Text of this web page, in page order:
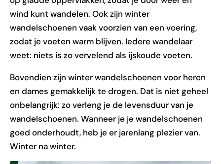
wind kunt wandelen. Ook zijn winter
wandelschoenen vaak voorzien van een voering,
zodat je voeten warm blijven. Iedere wandelaar
weet: niets is zo vervelend als ijskoude voeten.
Bovendien zijn winter wandelschoenen voor heren
en dames gemakkelijk te drogen. Dat is niet geheel
onbelangrijk: zo verleng je de levensduur van je
wandelschoenen. Wanneer je je wandelschoenen
goed onderhoudt, heb je er jarenlang plezier van.
Winter na winter.